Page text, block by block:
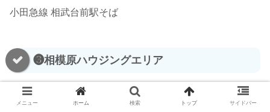
小田急線 相武台前駅そば
❸相模原ハウジングエリア
小田急線 相模原駅そば
メニュー ホーム 検索 トップ サイドバー